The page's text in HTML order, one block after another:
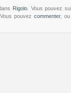
Rigolo. Vous pouvez
Vous pouvezcommenter,